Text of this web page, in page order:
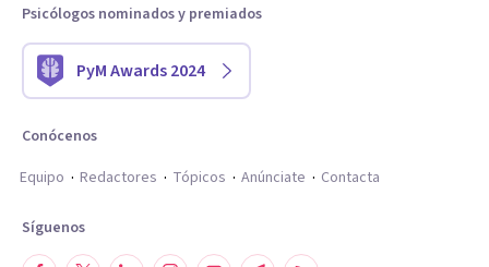
Psicólogos nominados y premiados
PyM Awards 2024
Conócenos
Equipo
Redactores Tópicos Anúnciate Contacta
Síguenos